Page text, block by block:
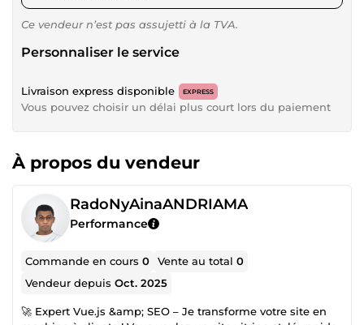
Ce vendeur n’est pas assujetti à la TVA.
Personnaliser le service
Livraison express disponible EXPRESS
Vous pouvez choisir un délai plus court lors du paiement
À propos du vendeur
RadoNyAinaANDRIAMA
Performance
Commande en cours0 Vente au total0
Vendeur depuisOct. 2025
🚀 Expert Vue.js &amp; SEO – Je transforme votre site en